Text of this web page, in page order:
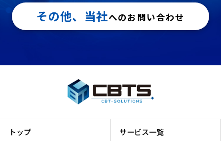
その他、当社へのお問い合わせ
トップ サービス一覧